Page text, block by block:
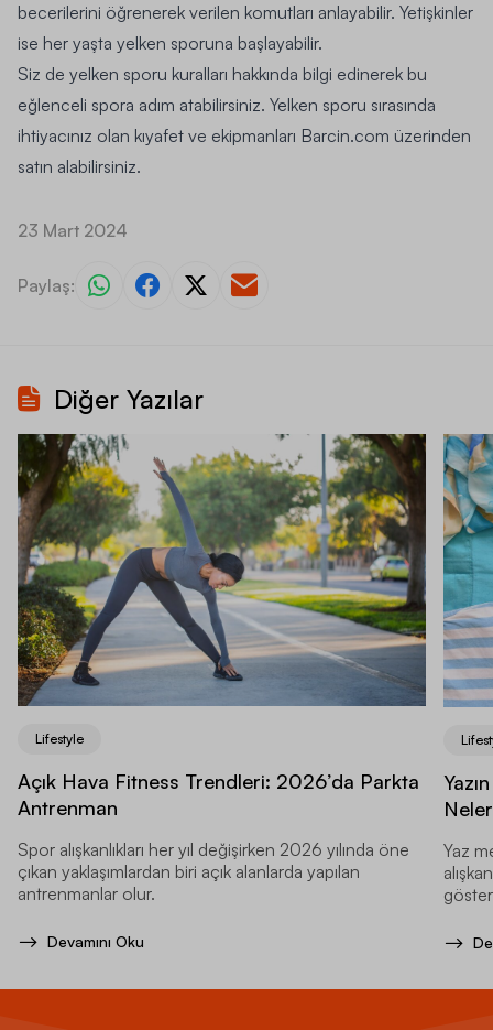
becerilerini öğrenerek verilen komutları anlayabilir. Yetişkinler
ise her yaşta yelken sporuna başlayabilir.
Siz de yelken sporu kuralları hakkında bilgi edinerek bu
eğlenceli spora adım atabilirsiniz. Yelken sporu sırasında
ihtiyacınız olan kıyafet ve ekipmanları Barcin.com üzerinden
satın alabilirsiniz.
23 Mart 2024
Paylaş:
Diğer Yazılar
Lifestyle
Açık Hava Fitness Trendleri: 2026’da Parkta
Antrenman
Spor alışkanlıkları her yıl değişirken 2026 yılında öne
çıkan yaklaşımlardan biri açık alanlarda yapılan
antrenmanlar olur.
Devamını Oku
Yaz